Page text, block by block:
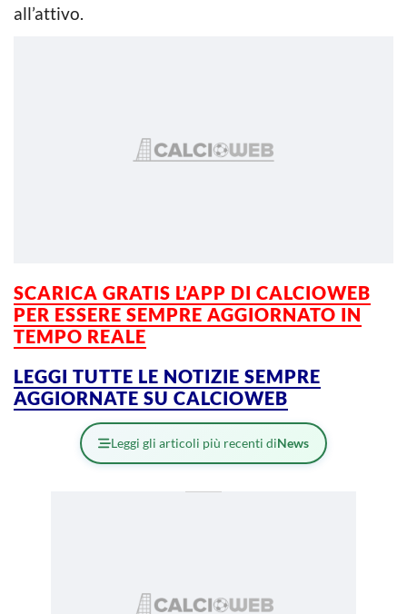
all’attivo.
SCARICA GRATIS L’APP DI CALCIOWEB
PER ESSERE SEMPRE AGGIORNATO IN
TEMPO REALE
LEGGI TUTTE LE NOTIZIE SEMPRE
AGGIORNATE SU CALCIOWEB
Leggi gli articoli più recenti diNews